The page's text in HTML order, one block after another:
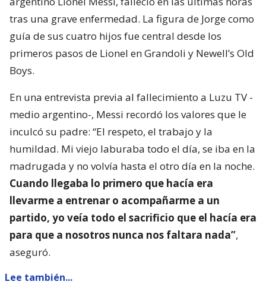
tras una grave enfermedad. La figura de Jorge como
guía de sus cuatro hijos fue central desde los
primeros pasos de Lionel en Grandoli y Newell’s Old
Boys.
En una entrevista previa al fallecimiento a Luzu TV -
medio argentino-, Messi recordó los valores que le
inculcó su padre: “El respeto, el trabajo y la
humildad. Mi viejo laburaba todo el día, se iba en la
madrugada y no volvía hasta el otro día en la noche.
Cuando llegaba lo primero que hacía era
llevarme a entrenar o acompañarme a un
partido, yo veía todo el sacrificio que el hacía era
para que a nosotros nunca nos faltara nada”,
aseguró.
Lee también...